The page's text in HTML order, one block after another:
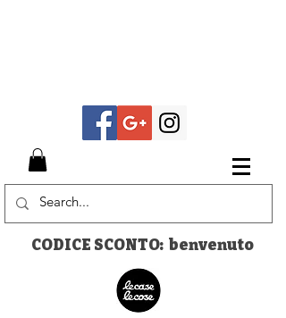
CODICE SCONTO: benvenuto